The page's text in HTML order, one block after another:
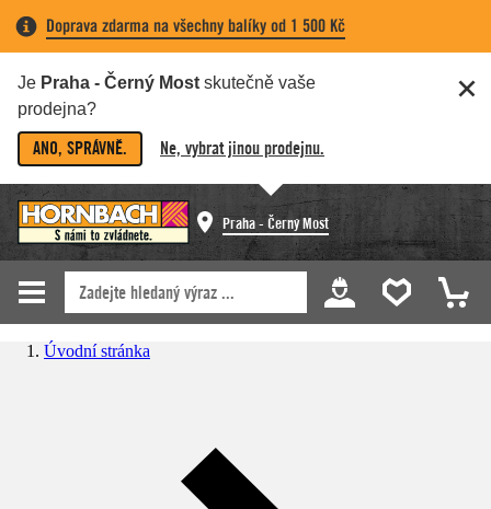
Doprava zdarma na všechny balíky od 1 500 Kč
Je Praha - Černý Most skutečně vaše
prodejna?
ANO, SPRÁVNĚ. Ne, vybrat jinou prodejnu.
Praha - Černý Most
Úvodní stránka